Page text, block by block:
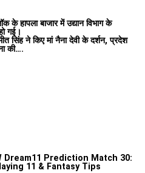
के हापला बाजार में उद्यान विभाग के
गई।
सिंह ने किए मां नैना देवी के दर्शन, प्रदेश
की….
Dream11 Prediction Match 30:
11 & Fantasy Tips